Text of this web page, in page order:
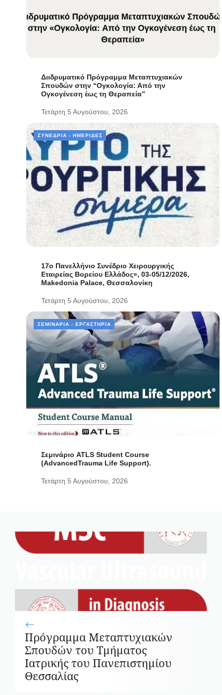
Διιδρυματικό Πρόγραμμα Μεταπτυχιακών
Σπουδών στην “Ογκολογία: Από την
Ογκογένεση έως τη Θεραπεία”
Τετάρτη 5 Αυγούστου, 2026
ΣΥΝΈΔΡΙΑ - ΗΜΕΡΊΔΕΣ
17ο Πανελλήνιο Συνέδριο Χειρουργικής
Εταιρείας Βορείου Ελλάδος», 03-05/12/2026,
Makedonia Palace, Θεσσαλονίκη
Τετάρτη 5 Αυγούστου, 2026
ΣΕΜΙΝΆΡΙΑ - ΕΡΓΑΣΤΉΡΙΑ
Σεμινάριο ATLS Student Course
(AdvancedTrauma Life Support).
Τετάρτη 5 Αυγούστου, 2026
Πρόγραμμα Μεταπτυχιακών
Σπουδών του Τμήματος
Ιατρικής του Πανεπιστημίου
Θεσσαλίας